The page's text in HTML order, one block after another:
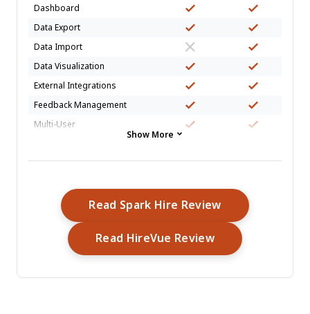
Dashboard
Data Export
Data Import
Data Visualization
External Integrations
Feedback Management
Multi-User
Scheduling
Show More
Read Spark Hire ReviewOpens New
Read HireVue ReviewOpens New